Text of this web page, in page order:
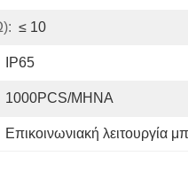
≤ 10
IP65
1000PCS/ΜΗΝΑ
Επικοινωνιακή λειτουργία